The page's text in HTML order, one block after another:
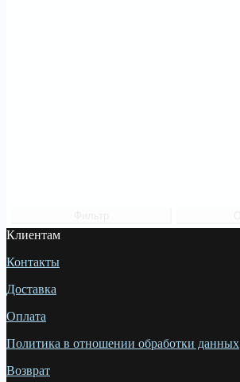
Клиентам
Контакты
Доставка
Оплата
Политика в отношении обработки данных
Возврат